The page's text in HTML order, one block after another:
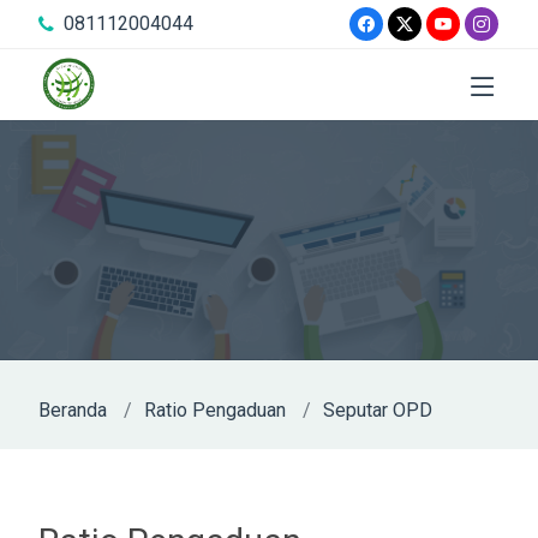
081112004044
Beranda Ratio Pengaduan Seputar OPD